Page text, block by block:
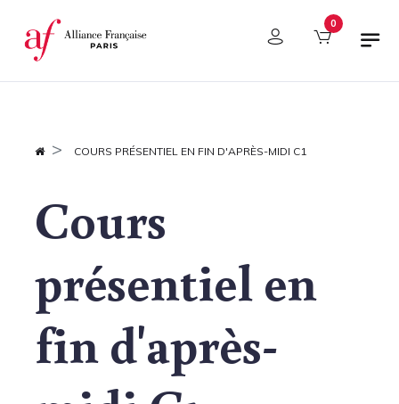
Panneau de gestion des cookies 0
COURS PRÉSENTIEL EN FIN D'APRÈS-MIDI C1
Cours
présentiel en
fin d'après-